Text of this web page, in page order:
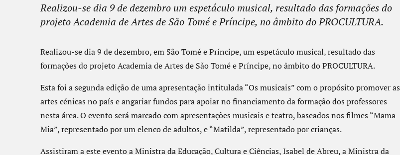
Realizou-se dia 9 de dezembro um espetáculo musical, resultado das formações do
projeto Academia de Artes de São Tomé e Príncipe, no âmbito do PROCULTURA.
Realizou-se dia 9 de dezembro, em São Tomé e Príncipe, um espetáculo musical, resultado das
formações do projeto Academia de Artes de São Tomé e Príncipe, no âmbito do PROCULTURA.
Esta foi a segunda edição de uma apresentação intitulada “Os musicais” com o propósito promover as
artes cénicas no país e angariar fundos para apoiar no financiamento da formação dos professores
nesta área. O evento será marcado com apresentações musicais e teatro, baseados nos filmes “Mama
Mia”, representado por um elenco de adultos, e “Matilda”, representado por crianças.
Assistiram a este evento a Ministra da Educação, Cultura e Ciências, Isabel de Abreu, a Ministra da